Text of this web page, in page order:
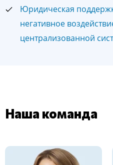
Юридическая
негативное
централизованной
Наша команда